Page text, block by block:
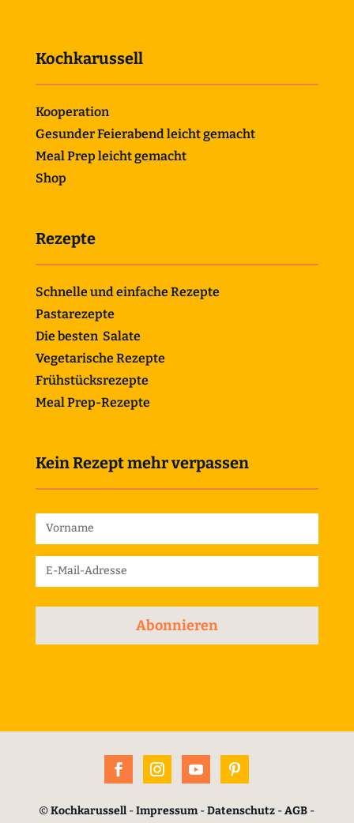
Kochkarussell
Kooperation
Gesunder Feierabend leicht gemacht
Meal Prep leicht gemacht
Shop
Rezepte
Schnelle und einfache Rezepte
Pastarezepte
Die besten Salate
Vegetarische Rezepte
Frühstücksrezepte
Meal Prep-Rezepte
Kein Rezept mehr verpassen
Abonnieren
©Kochkarussell -Impressum-Datenschutz -AGB -